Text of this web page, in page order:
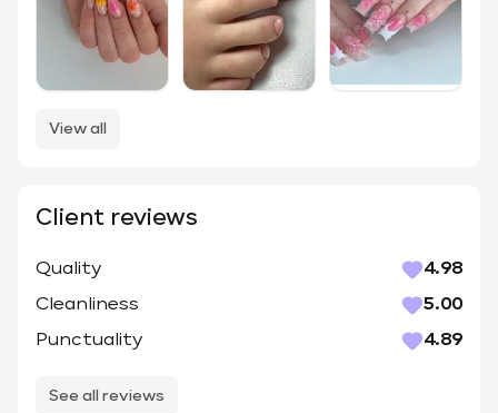
View all
Client reviews
Quality
4.98
Cleanliness
5.00
Punctuality
4.89
See all reviews